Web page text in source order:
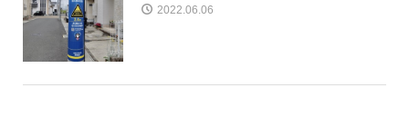
2022.06.06